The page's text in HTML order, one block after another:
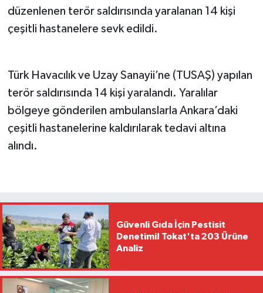
düzenlenen terör saldırısında yaralanan 14 kişi
çeşitli hastanelere sevk edildi.
Türk Havacılık ve Uzay Sanayii’ne (TUSAŞ) yapılan
terör saldırısında 14 kişi yaralandı. Yaralılar
bölgeye gönderilen ambulanslarla Ankara’daki
çeşitli hastanelerine kaldırılarak tedavi altına
alındı.
Güvenli Gıda İçin Pestisit
Denetimi! Tokat'ta 203 Ürüne
Analiz